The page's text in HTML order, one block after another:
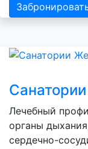
Лечебный
органы
сердечно-